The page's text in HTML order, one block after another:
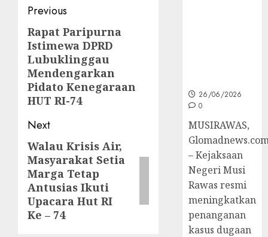
Post
navigation
Previous
Previous
post:
Rapat Paripurna
Istimewa DPRD
Lubuklinggau
Mendengarkan
Pidato Kenegaraan
HUT RI-74
Next
Next
post:
Walau Krisis Air,
Masyarakat Setia
Marga Tetap
Antusias Ikuti
Upacara Hut RI
Ke – 74
26/06/2026
0
MUSIRAWAS,
– Kejaksaan
Negeri Musi
Rawas resmi
meningkatkan
penanganan
kasus dugaan